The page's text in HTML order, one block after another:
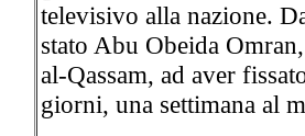
televisivo alla nazione.
stato Abu Obeida
al-Qassam, ad aver
giorni, una settimana al